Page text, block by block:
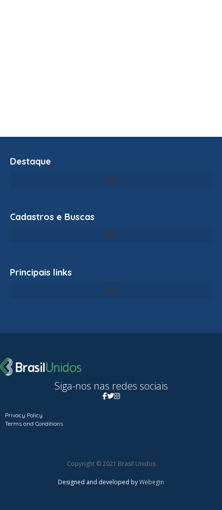
Destaque
Cadastros e Buscas
Principais links
Siga-nos nas redes sociais
Privacy Policy
Terms and Conditions
Copyright © 2021 Brasil Unidos
Designed and developed byWebegin